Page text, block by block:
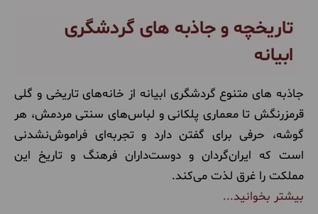
تاریخچه و جاذبه های گردشگری
ابیانه
جاذبه های متنوع گردشگری ابیانه از خانه‌های تاریخی و گلی
قرمزرنگش تا معماری پلکانی‌ و لباس‌های سنتی مردمش، هر
گوشه، حرفی برای گفتن دارد و تجربه‌ای فراموش‌نشدنی
است که ایران‌گردان و دوست‌داران فرهنگ و تاریخ این
مملکت را غرق لذت می‌کند.
بیشتر بخوانید...